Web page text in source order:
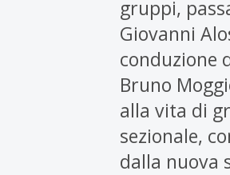
gruppi,
Giovanni
conduzione
Bruno
alla vita di
sezionale,
dalla nuova